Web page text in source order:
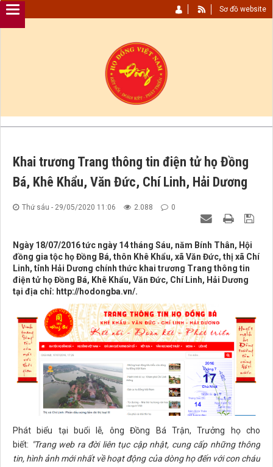
Sơ đồ website
Khai trương Trang thông tin điện tử họ Đồng
Bá, Khê Khẩu, Văn Đức, Chí Linh, Hải Dương
Thứ sáu - 29/05/2020 11:06 2.088 0
Ngày 18/07/2016 tức ngày 14 tháng Sáu, năm Bính Thân, Hội
đồng gia tộc họ Đồng Bá, thôn Khê Khẩu, xã Văn Đức, thị xã Chí
Linh, tỉnh Hải Dương chính thức khai trương Trang thông tin
điện tử họ Đồng Bá, Khê Khẩu, Văn Đức, Chí Linh, Hải Dương
tại địa chỉ: http://hodongba.vn/.
Phát biểu tại buổi lễ, ông Đồng Bá Trận, Trưởng họ cho
biết: "Trang web ra đời liên tục cập nhật, cung cấp những thông
tin, hình ảnh mới nhất về hoạt động của dòng họ đến với con cháu